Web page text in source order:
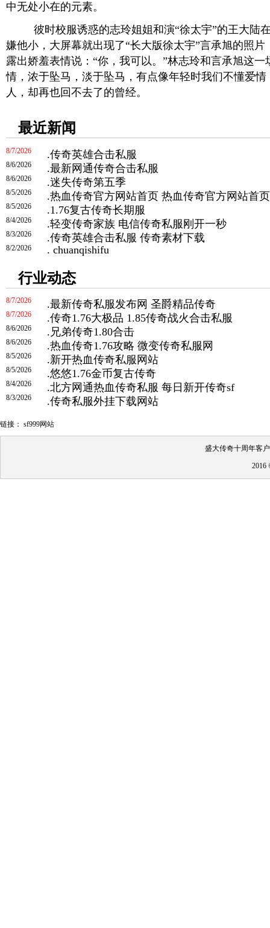
中无处小在的元素。
彼时校服诱惑的志玲姐姐和演“徐太宇”的王大陆
嫌他小，大屏幕就出现了“长大版徐太宇”言承旭的照片
露出娇羞表情说：“你，我可以。”林志玲和言承旭这
情，浓于坠马，淡于坠马，有点像年轻时我们不懂爱
人，却再也回不去了的曾经。
最近新闻
.传奇英雄合击私服
8/7/2026
.最新网通传奇合击私服
8/6/2026
.迷失传奇第五季
8/6/2026
.热血传奇官方网站首页 热血传奇官方网站首页
8/5/2026
.1.76复古传奇长期服
8/5/2026
.轻变传奇家族 电信传奇私服刚开一秒
8/4/2026
.传奇英雄合击私服 传奇素材下载
8/3/2026
. chuanqishifu
8/2/2026
行业动态
.最新传奇私服发布网 圣爵精品传奇
8/7/2026
.传奇1.76大极品 1.85传奇战火合击私服
8/7/2026
. 兄弟传奇1.80合击
8/6/2026
.热血传奇1.76攻略 微变传奇私服网
8/6/2026
.新开热血传奇私服网站
8/5/2026
.悠悠1.76金币复古传奇
8/5/2026
.北方网通热血传奇私服 每日新开传奇sf
8/4/2026
.传奇私服外挂下载网站
8/3/2026
链接： sf999网站
盛大传奇十周年客
2016